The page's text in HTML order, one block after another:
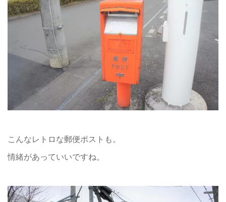
こんなレトロな郵便ポストも。
情緒があっていいですね。